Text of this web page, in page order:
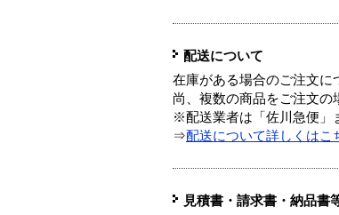
配送について
在庫がある場合のご注文に
尚、複数の商品をご注文の
※配送業者は「佐川急便」
⇒配送について詳しくはこ
見積書・請求書・納品書